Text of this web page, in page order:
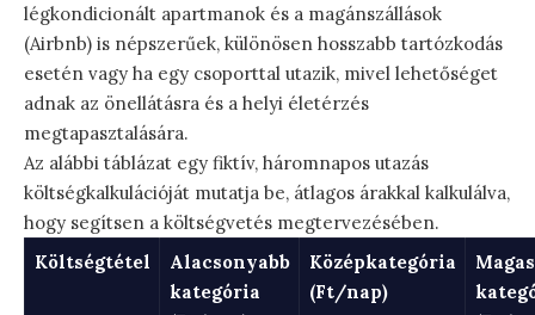
légkondicionált apartmanok és a magánszállások
(Airbnb) is népszerűek, különösen hosszabb tartózkodás
esetén vagy ha egy csoporttal utazik, mivel lehetőséget
adnak az önellátásra és a helyi életérzés
megtapasztalására.
Az alábbi táblázat egy fiktív, háromnapos utazás
költségkalkulációját mutatja be, átlagos árakkal kalkulálva,
hogy segítsen a költségvetés megtervezésében.
Költségtétel
Alacsonyabb
kategória
Középkategória
(Ft/nap)